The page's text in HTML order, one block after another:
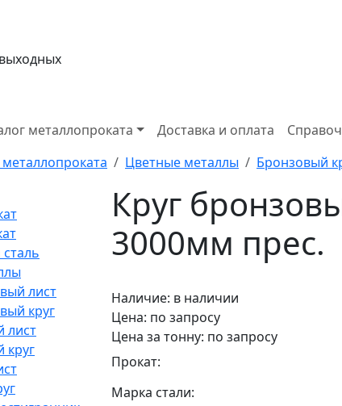
металлопроката Доставка и оплата
металлопроката Цветные металлы Бронзовый
лист
круг
лист
круг
Круг
3000мм прес.
Наличие: в наличии
Цена: по запросу
Цена за тонну: по запросу
Прокат:
Марка стали: